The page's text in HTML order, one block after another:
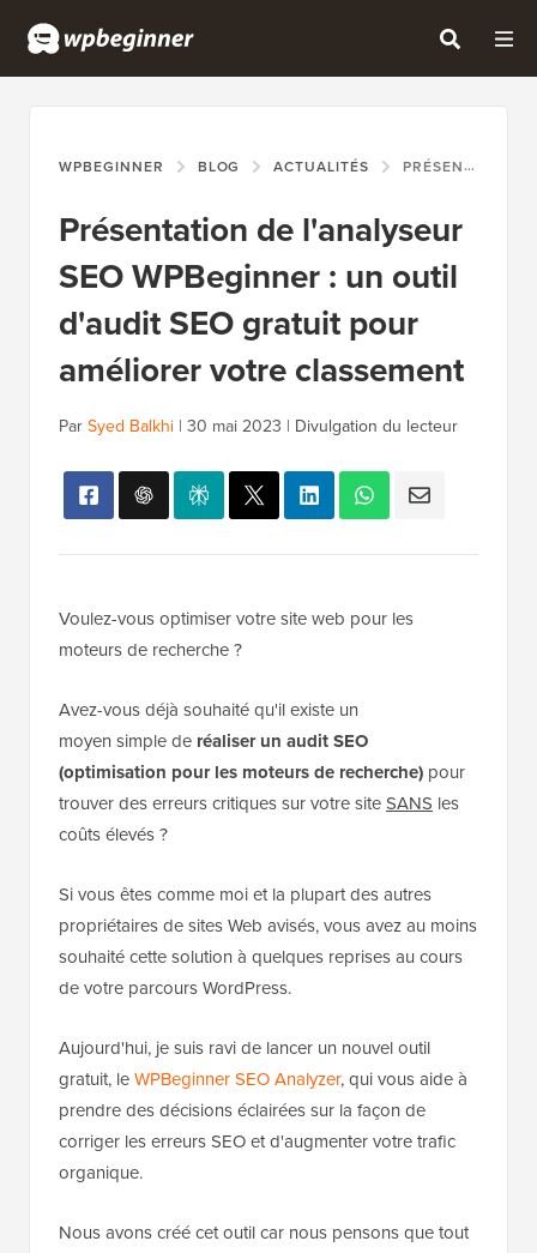
WPBEGINNER BLOG ACTUALITÉS PRÉSENTATION DE L'ANALYSEUR SEO WPBEGINNER : UN OUTIL D'AUDIT SEO GRATUIT POUR AMÉLIORER VOTRE CLASSEMENT
Présentation de l'analyseur
SEO WPBeginner : un outil
d'audit SEO gratuit pour
améliorer votre classement
ParSyed Balkhi | 30 mai 2023 | Divulgation du lecteur
Voulez-vous optimiser votre site web pour les
moteurs de recherche ?
Avez-vous déjà souhaité qu'il existe un
moyen simple de réaliser un audit SEO
(optimisation pour les moteurs de recherche) pour
trouver des erreurs critiques sur votre siteSANS les
coûts élevés ?
Si vous êtes comme moi et la plupart des autres
propriétaires de sites Web avisés, vous avez au moins
souhaité cette solution à quelques reprises au cours
de votre parcours WordPress.
Aujourd'hui, je suis ravi de lancer un nouvel outil
gratuit, leWPBeginner SEO Analyzer, qui vous aide à
prendre des décisions éclairées sur la façon de
corriger les erreurs SEO et d'augmenter votre trafic
organique.
Nous avons créé cet outil car nous pensons que tout